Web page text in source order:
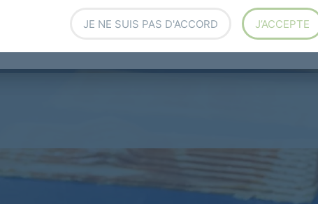
JE NE SUIS PAS D'ACCORD J’ACCEPTE